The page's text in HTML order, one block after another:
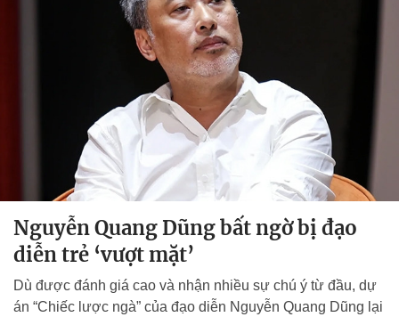
Nguyễn Quang Dũng bất ngờ bị đạo
diễn trẻ ‘vượt mặt’
Dù được đánh giá cao và nhận nhiều sự chú ý từ đầu, dự
án “Chiếc lược ngà” của đạo diễn Nguyễn Quang Dũng lại